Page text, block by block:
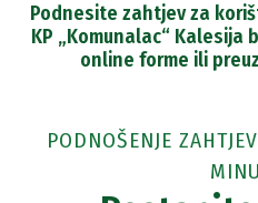
Podnesite zahtjev za
KP „Komunalac“
online forme ili
PODNOŠENJE